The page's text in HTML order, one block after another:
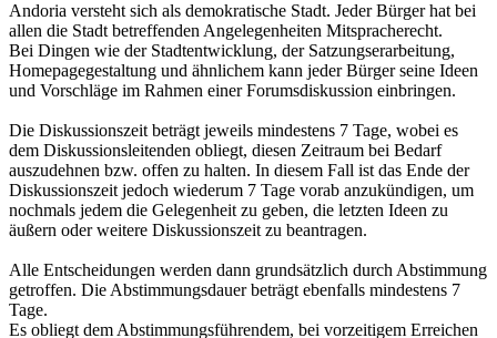
Andoria versteht sich als demokratische Stadt. Jeder Bürger hat bei
allen die Stadt betreffenden Angelegenheiten Mitspracherecht.
Bei Dingen wie der Stadtentwicklung, der Satzungserarbeitung,
Homepagegestaltung und ähnlichem kann jeder Bürger seine Ideen
und Vorschläge im Rahmen einer Forumsdiskussion einbringen.
Die Diskussionszeit beträgt jeweils mindestens 7 Tage, wobei es
dem Diskussionsleitenden obliegt, diesen Zeitraum bei Bedarf
auszudehnen bzw. offen zu halten. In diesem Fall ist das Ende der
Diskussionszeit jedoch wiederum 7 Tage vorab anzukündigen, um
nochmals jedem die Gelegenheit zu geben, die letzten Ideen zu
äußern oder weitere Diskussionszeit zu beantragen.
Alle Entscheidungen werden dann grundsätzlich durch Abstimmung
getroffen. Die Abstimmungsdauer beträgt ebenfalls mindestens 7
Tage.
Es obliegt dem Abstimmungsführendem, bei vorzeitigem Erreichen